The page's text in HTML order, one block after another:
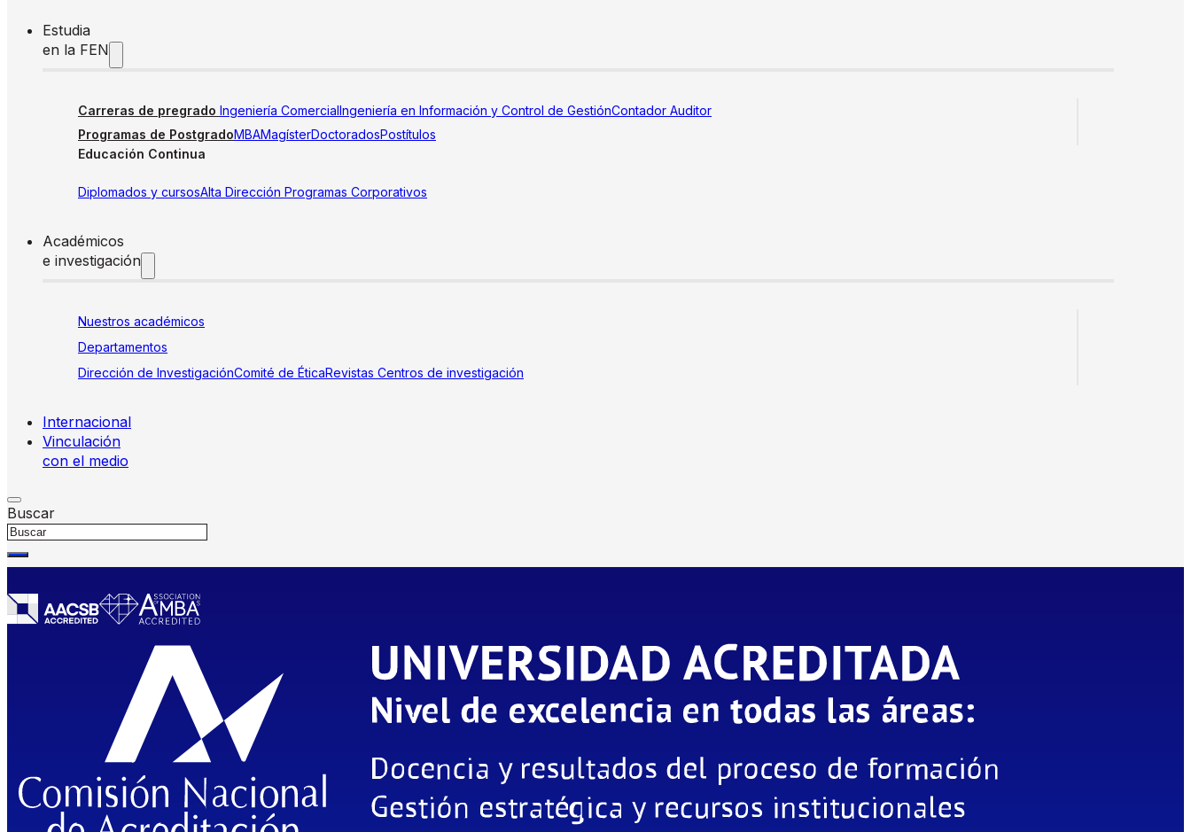
Estudia
en la FEN
Carreras de pregrado Ingeniería ComercialIngeniería en Información y Control de GestiónContador Auditor
Programas de PostgradoMBAMagísterDoctoradosPostítulos
Educación Continua
Diplomados y cursosAlta Dirección Programas Corporativos
Académicos
e investigación
Nuestros académicos
Departamentos
Dirección de InvestigaciónComité de ÉticaRevistas Centros de investigación
Internacional
Vinculación
con el medio
Buscar